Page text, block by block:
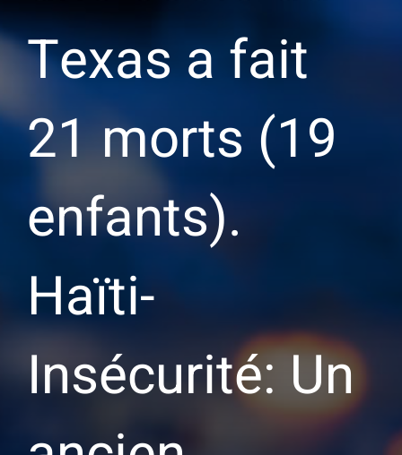
Texas a fait
21 morts (19
enfants).
Haïti-
Insécurité: Un